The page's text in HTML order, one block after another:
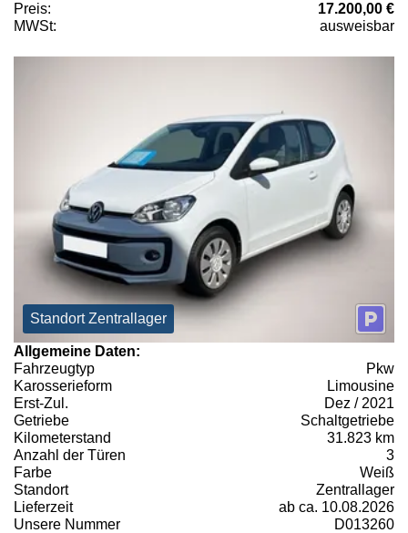
Preis:
17.200,00 €
MWSt:
ausweisbar
Standort Zentrallager
Allgemeine Daten:
Fahrzeugtyp
Pkw
Karosserieform
Limousine
Erst-Zul.
Dez / 2021
Getriebe
Schaltgetriebe
Kilometerstand
31.823 km
Anzahl der Türen
3
Farbe
Weiß
Standort
Zentrallager
Lieferzeit
ab ca. 10.08.2026
Unsere Nummer
D013260